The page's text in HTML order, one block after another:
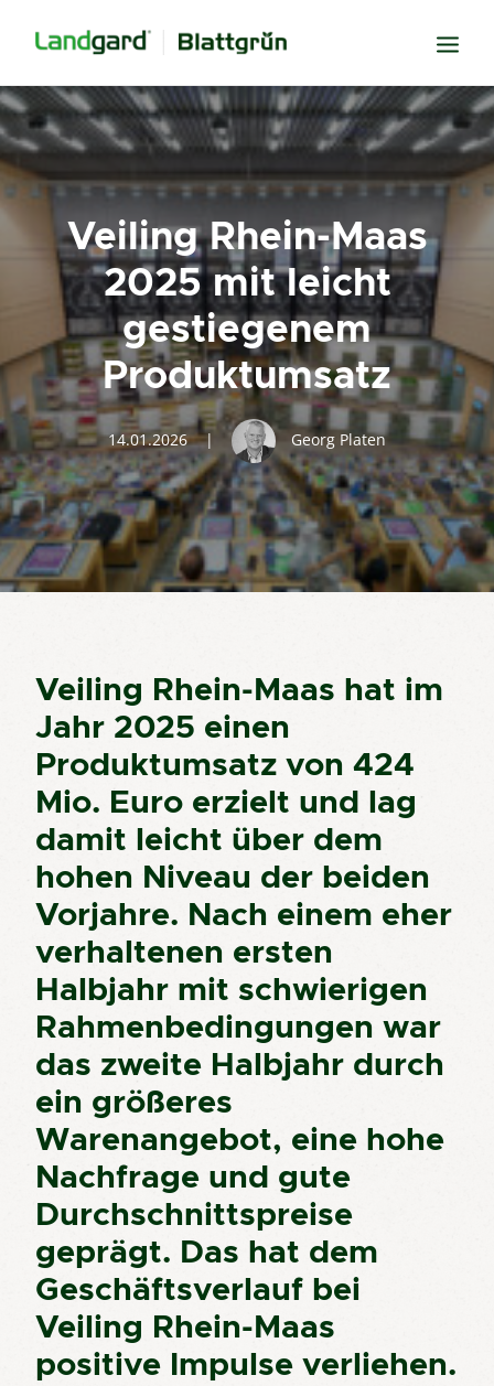
Neugier
Inspiration
Verbundenheit
Transparenz
Freude
Erfolg
Miteinander
Wissen
Suche
Veiling Rhein-Maas
2025 mit leicht
gestiegenem
Produktumsatz
14.01.2026 | Georg Platen
Veiling Rhein-Maas hat im
Jahr 2025 einen
Produktumsatz von 424
Mio. Euro erzielt und lag
damit leicht über dem
hohen Niveau der beiden
Vorjahre. Nach einem eher
verhaltenen ersten
Halbjahr mit schwierigen
Rahmenbedingungen war
das zweite Halbjahr durch
ein größeres
Warenangebot, eine hohe
Nachfrage und gute
Durchschnittspreise
geprägt. Das hat dem
Geschäftsverlauf bei
Veiling Rhein-Maas
positive Impulse verliehen.